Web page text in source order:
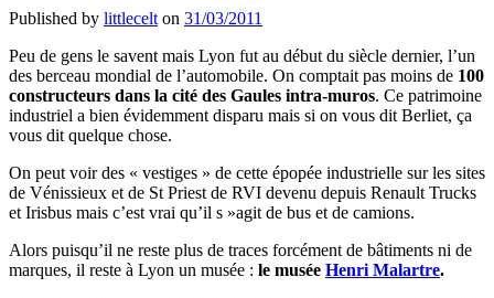
Published by littlecelton 31/03/2011
Peu de gens le savent mais Lyon fut au début du siècle dernier, l’un
des berceau mondial de l’automobile. On comptait pas moins de 100
constructeurs dans la cité des Gaules intra-muros. Ce patrimoine
industriel a bien évidemment disparu mais si on vous dit Berliet, ça
vous dit quelque chose.
On peut voir des « vestiges » de cette épopée industrielle sur les sites
de Vénissieux et de St Priest de RVI devenu depuis Renault Trucks
et Irisbus mais c’est vrai qu’il s »agit de bus et de camions.
Alors puisqu’il ne reste plus de traces forcément de bâtiments ni de
marques, il reste à Lyon un musée : le musée Henri Malartre.